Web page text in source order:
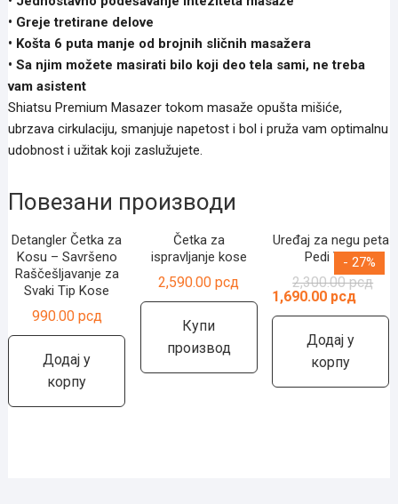
• Greje tretirane delove
• Košta 6 puta manje od brojnih sličnih masažera
• Sa njim možete masirati bilo koji deo tela sami, ne treba
vam asistent
Shiatsu Premium Masazer tokom masaže opušta mišiće,
ubrzava cirkulaciju, smanjuje napetost i bol i pruža vam optimalnu
udobnost i užitak koji zaslužujete.
Повезани производи
Detangler Četka za
Kosu – Savršeno
Raščešljavanje za
Svaki Tip Kose
990.00 рсд
Додај у
корпу
Četka za
ispravljanje kose
2,590.00рсд
Купи
производ
- 27%
Uređaj za negu peta
Pedi Vac
2,300.00рсд
1,690.00 рсд
Додај у
корпу